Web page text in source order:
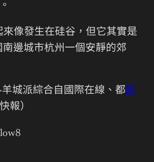
來像發生在硅谷，但它其實是
邊城市杭州一個安靜的郊
羊城派綜合自國際在線、都設
報）